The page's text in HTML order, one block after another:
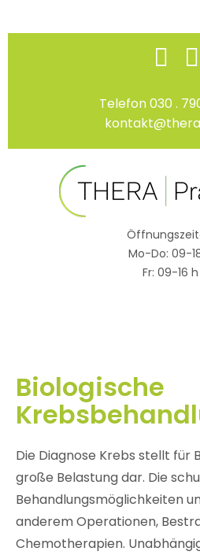
Skip
Telefon 030 .
Mo-Do: 09-
Fr: 09-16 h
Biologische
Die Diagnose Krebs stellt für
große Belastung dar. Die
Behandlungsmöglichkeiten
anderem Operationen,
Chemotherapien.